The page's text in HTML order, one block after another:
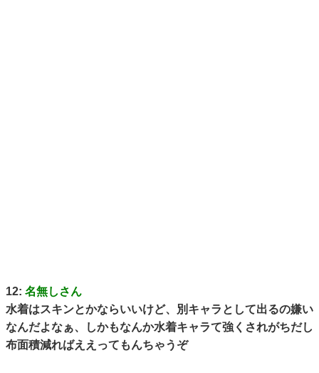
12: 名無しさん
水着はスキンとかならいいけど、別キャラとして出るの嫌い
なんだよなぁ、しかもなんか水着キャラて強くされがちだし
布面積減ればええってもんちゃうぞ